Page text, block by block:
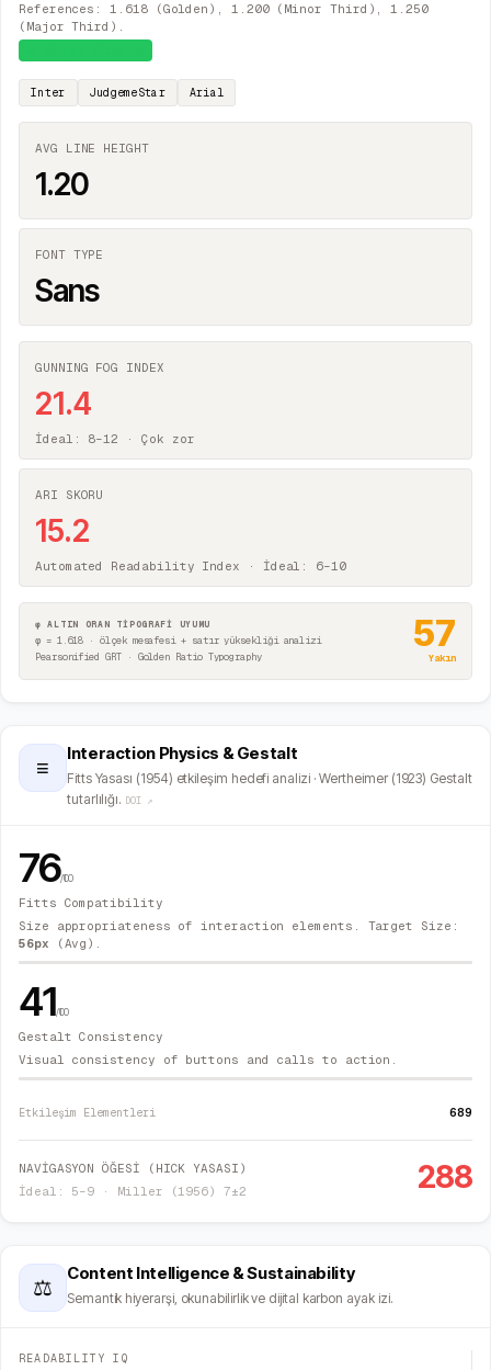
References: 1.618 (Golden), 1.200 (Minor Third), 1.250
(Major Third).
Inter JudgemeStar Arial
AVG LINE HEIGHT
1.20
FONT TYPE
Sans
GUNNING FOG INDEX
21.4
İdeal: 8–12 · Çok zor
ARI SKORU
15.2
Automated Readability Index · İdeal: 6–10
φ ALTIN ORAN TİPOGRAFİ UYUMU
φ = 1.618 · ölçek mesafesi + satır yüksekliği analizi
Pearsonified GRT · Golden Ratio Typography
57
Yakın
≡
Interaction Physics & Gestalt
Fitts Yasası (1954) etkileşim hedefi analizi · Wertheimer (1923) Gestalt
tutarlılığı. DOI ↗
76/100
Fitts Compatibility
Size appropriateness of interaction elements. Target Size:
56px (Avg).
41/100
Gestalt Consistency
Visual consistency of buttons and calls to action.
Etkileşim Elementleri 689
NAVİGASYON ÖĞESİ (HICK YASASI)
İdeal: 5–9 · Miller (1956) 7±2
288
⚖
Content Intelligence & Sustainability
Semantik hiyerarşi, okunabilirlik ve dijital karbon ayak izi.
READABILITY IQ